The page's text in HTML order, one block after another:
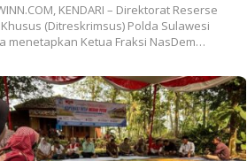
KENDARI – Direktorat Reserse
(Ditreskrimsus) Polda Sulawesi
menetapkan Ketua Fraksi NasDem…